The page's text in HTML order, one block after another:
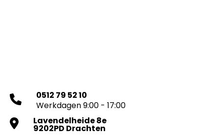
0512 79 52 10
Werkdagen 9:00 - 17:00
Lavendelheide 8e
9202PD Drachten